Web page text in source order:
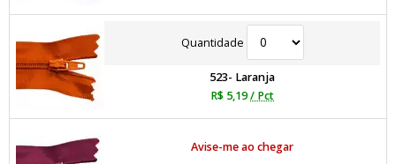
Quantidade
523- Laranja
R$ 5,19/ Pct
Avise-me ao chegar